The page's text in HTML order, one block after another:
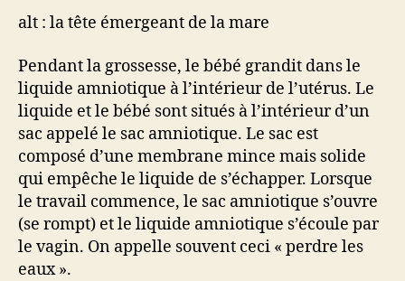
alt : la tête émergeant de la mare
Pendant la grossesse, le bébé grandit dans le
liquide amniotique à l’intérieur de l’utérus. Le
liquide et le bébé sont situés à l’intérieur d’un
sac appelé le sac amniotique. Le sac est
composé d’une membrane mince mais solide
qui empêche le liquide de s’échapper. Lorsque
le travail commence, le sac amniotique s’ouvre
(se rompt) et le liquide amniotique s’écoule par
le vagin. On appelle souvent ceci « perdre les
eaux ».